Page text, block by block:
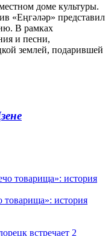
доме культуры.
«Еңгәләр» представил
В рамках
и песни,
землей, подарившей
товарища»: история